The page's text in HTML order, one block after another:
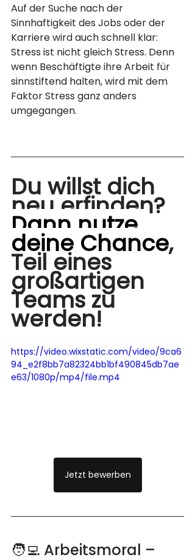
Auf der Suche nach der
Sinnhaftigkeit des Jobs oder der
Karriere wird auch schnell klar:
Stress ist nicht gleich Stress. Denn
wenn Beschäftigte ihre Arbeit für
sinnstiftend halten, wird mit dem
Faktor Stress ganz anders
umgegangen.
Du willst dich
neu erfinden?
Dann nutze
deine Chance,
Teil eines
großartigen
Teams zu
werden!
https://video.wixstatic.com/video/9ca6
94_e2f8bb7a82324bb1bf490845db7ae
e63/1080p/mp4/file.mp4
Jetzt bewerben
🧑‍💻 Arbeitsmoral –